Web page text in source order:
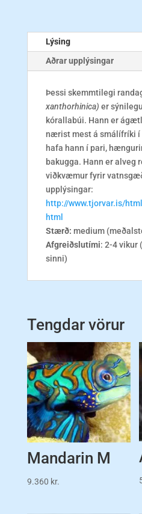
Lýsing
Aðrar upplýsingar
Þessi skemmtilegi
xanthorhinica) er
kórallabúi. Hann er
nærist mest á smálífríki í
hafa hann í pari,
bakugga. Hann er alveg
viðkvæmur fyrir
upplýsingar:
http://www.tjorvar.is/
html
Stærð: medium
Afgreiðslutími: 2-4 vikur
sinni)
Tengdar vörur
Mandarin M
9.360 kr.